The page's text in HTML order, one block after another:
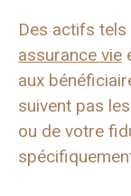
Des actifs tels
assurance vie
aux
suivent pas
ou de votre